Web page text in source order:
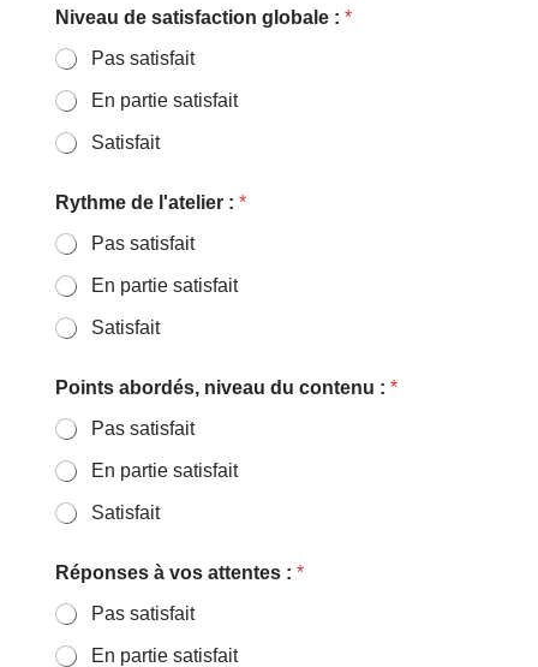
Niveau de satisfaction globale : *
Pas satisfait
En partie satisfait
Satisfait
Rythme de l'atelier : *
Pas satisfait
En partie satisfait
Satisfait
Points abordés, niveau du contenu : *
Pas satisfait
En partie satisfait
Satisfait
Réponses à vos attentes : *
Pas satisfait
En partie satisfait